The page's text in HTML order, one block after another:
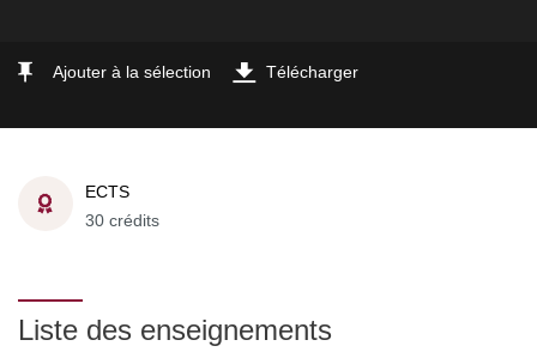
Ajouter à la sélection Télécharger
ECTS
30 crédits
Liste des enseignements